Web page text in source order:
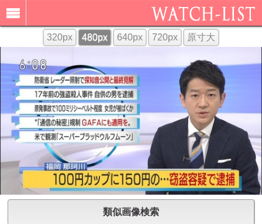
320px 480px 640px 720px 原寸大
類似画像検索